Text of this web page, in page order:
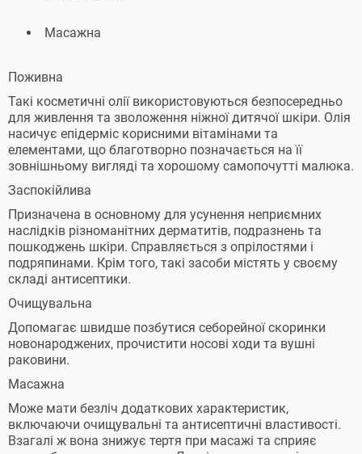
Масажна
Поживна
Такі косметичні олії використовуються безпосередньо
для живлення та зволоження ніжної дитячої шкіри. Олія
насичує епідерміс корисними вітамінами та
елементами, що благотворно позначається на її
зовнішньому вигляді та хорошому самопочутті малюка.
Заспокійлива
Призначена в основному для усунення неприємних
наслідків різноманітних дерматитів, подразнень та
пошкоджень шкіри. Справляється з опрілостями і
подряпинами. Крім того, такі засоби містять у своєму
складі антисептики.
Очищувальна
Допомагає швидше позбутися себорейної скоринки
новонароджених, прочистити носові ходи та вушні
раковини.
Масажна
Може мати безліч додаткових характеристик,
включаючи очищувальні та антисептичні властивості.
Взагалі ж вона знижує тертя при масажі та сприяє